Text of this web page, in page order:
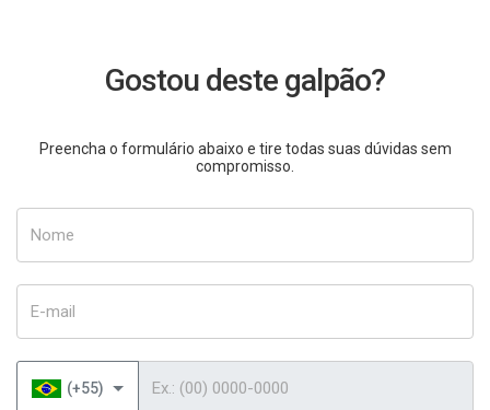
Gostou deste galpão?
Preencha o formulário abaixo e tire todas suas dúvidas sem
compromisso.
(+55)